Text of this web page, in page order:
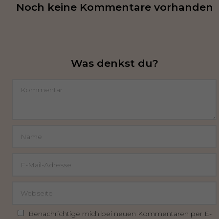
Noch keine Kommentare vorhanden
Was denkst du?
Benachrichtige mich bei neuen Kommentaren per E-